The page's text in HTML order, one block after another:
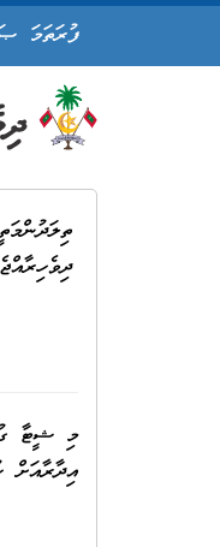
ފުރަތަމަ
ދިވެހިރާއްޖެ
އިދާރާއަށް